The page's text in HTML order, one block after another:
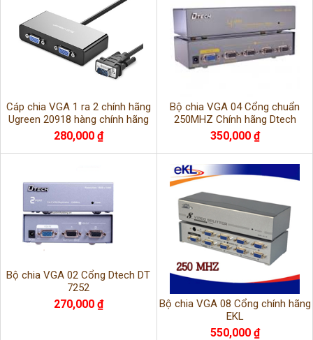
Cáp chia VGA 1 ra 2 chính hãng
Ugreen 20918 hàng chính hãng
280,000 ₫
Bộ chia VGA 04 Cổng chuẩn
250MHZ Chính hãng Dtech
350,000 ₫
Bộ chia VGA 02 Cổng Dtech DT
7252
270,000 ₫
Bộ chia VGA 08 Cổng chính hãng
EKL
550,000 ₫